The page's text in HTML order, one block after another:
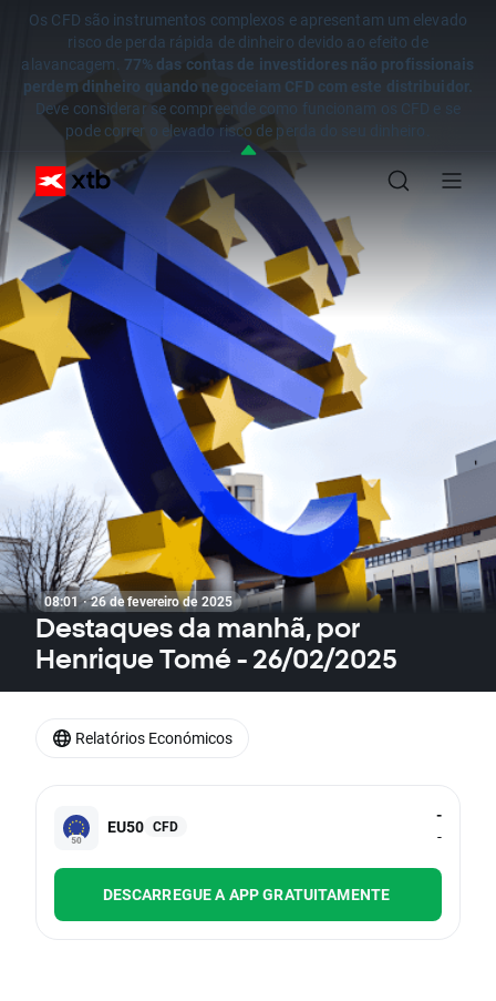
Os CFD são instrumentos complexos e apresentam um elevado
risco de perda rápida de dinheiro devido ao efeito de
alavancagem. 77% das contas de investidores não profissionais
perdem dinheiro quando negoceiam CFD com este distribuidor.
Deve considerar se compreende como funcionam os CFD e se
pode correr o elevado risco de perda do seu dinheiro.
08:01 · 26 de fevereiro de 2025
Destaques da manhã, por
Henrique Tomé - 26/02/2025
EU50 CFD
-
-
DESCARREGUE A APP GRATUITAMENTE
Relatórios Económicos